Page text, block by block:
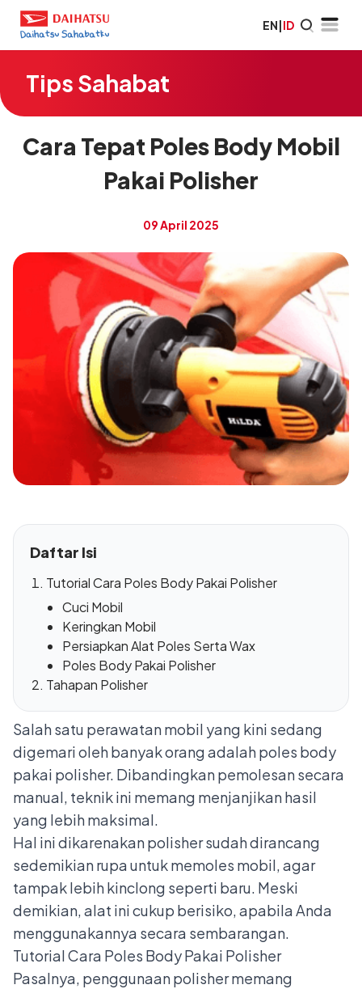
EN|ID
Tips Sahabat
Cara Tepat Poles Body Mobil
Pakai Polisher
09 April 2025
Daftar Isi
Tutorial Cara Poles Body Pakai Polisher
Cuci Mobil
Keringkan Mobil
Persiapkan Alat Poles Serta Wax
Poles Body Pakai Polisher
Tahapan Polisher
Salah satu perawatan mobil yang kini sedang
digemari oleh banyak orang adalah poles body
pakai polisher. Dibandingkan pemolesan secara
manual, teknik ini memang menjanjikan hasil
yang lebih maksimal.
Hal ini dikarenakan polisher sudah dirancang
sedemikian rupa untuk memoles mobil, agar
tampak lebih kinclong seperti baru. Meski
demikian, alat ini cukup berisiko, apabila Anda
menggunakannya secara sembarangan.
Tutorial Cara Poles Body Pakai Polisher
Pasalnya, penggunaan polisher memang